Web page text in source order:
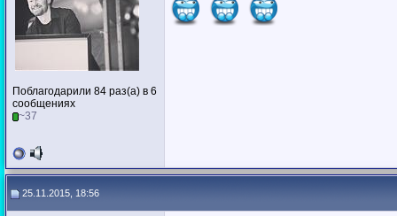
Поблагодарили 84 раз(а) в 6
сообщениях
~37
25.11.2015, 18:56